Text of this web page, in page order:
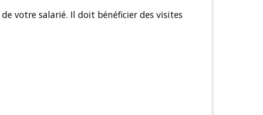
votre salarié. Il doit bénéficier des visites